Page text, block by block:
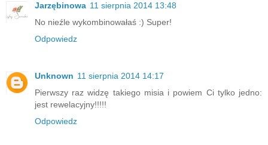
Jarzębinowa 11 sierpnia 2014 13:48
No nieźle wykombinowałaś :) Super!
Odpowiedz
Unknown 11 sierpnia 2014 14:17
Pierwszy raz widzę takiego misia i powiem Ci tylko jedno:
jest rewelacyjny!!!!!
Odpowiedz